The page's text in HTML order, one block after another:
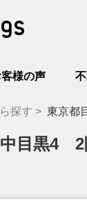
客様の声
探す 東京都
目黒4 2